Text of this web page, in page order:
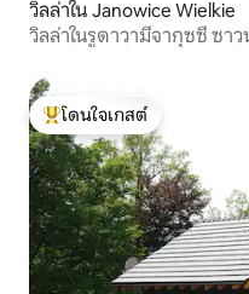
วิลล่าใน Janowice Wielkie
วิลล่าในรูดาวามีจากุซซี่ ซาว
โดนใจเกสต์ที่สุด
โดนใจเกสต์